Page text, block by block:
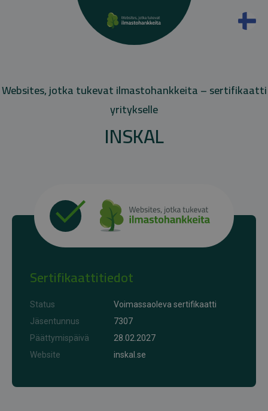
Websites, jotka tukevat ilmastohankkeita – sertifikaatti
yritykselle
INSKAL
Sertifikaattitiedot
Status
Voimassaoleva sertifikaatti
Jäsentunnus
7307
Päättymispäivä
28.02.2027
Website
inskal.se